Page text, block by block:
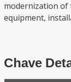
modernization of
equipment,
Chave